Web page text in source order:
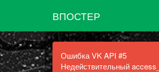
ВПОСТЕР
Ошибка VK API #5
Недействительный